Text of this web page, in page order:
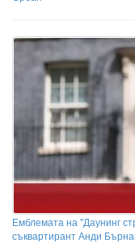
Емблемата на "Даунинг
съквартирант Анди